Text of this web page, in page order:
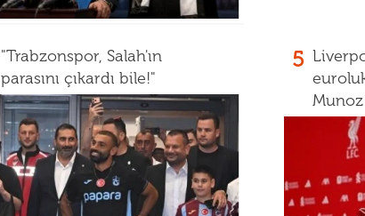
"Trabzonspor, Salah'ın
parasını çıkardı bile!"
5
Munoz